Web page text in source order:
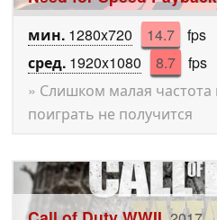
мин. 1280x720 14.7 fps
сред. 1920x1080 8.7 fps
» Слишком малая
поиграть не получится